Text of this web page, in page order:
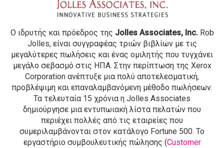
Ο ιδρυτής και πρόεδρος της Jolles Associates, Inc.Rob
Jolles, είναι συγγραφέας τριών βιβλίων με τις
μεγαλύτερες πωλήσεις και ένας ομιλητής που τυγχάνει
μεγάλο σεβασμό στις ΗΠΑ. Στην περίπτωση της Xerox
Corporation ανέπτυξε μια πολύ αποτελεσματική,
προβλέψιμη και επαναλαμβανόμενη μέθοδο πωλήσεων.
Τα τελευταία 15 χρόνια η Jolles Associates
δημιούργησε μια εντυπωιακή λίστα πελατών που
περιέχει πολλές από τις εταιρείες που
συμεριλαμβάνονται στον κατάλογο Fortune 500. To
εργαστήριο συμβουλευτικής πώλησης (Customer